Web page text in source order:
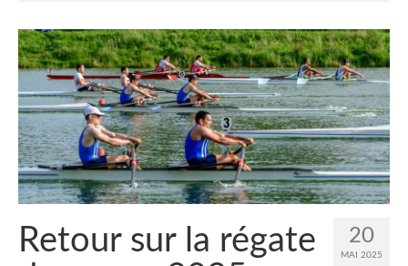
Le Club
Nos couleurs
Historique
Plan d’accès
Le bureau
Actualités
20
MAI 2025
Retour sur la régate